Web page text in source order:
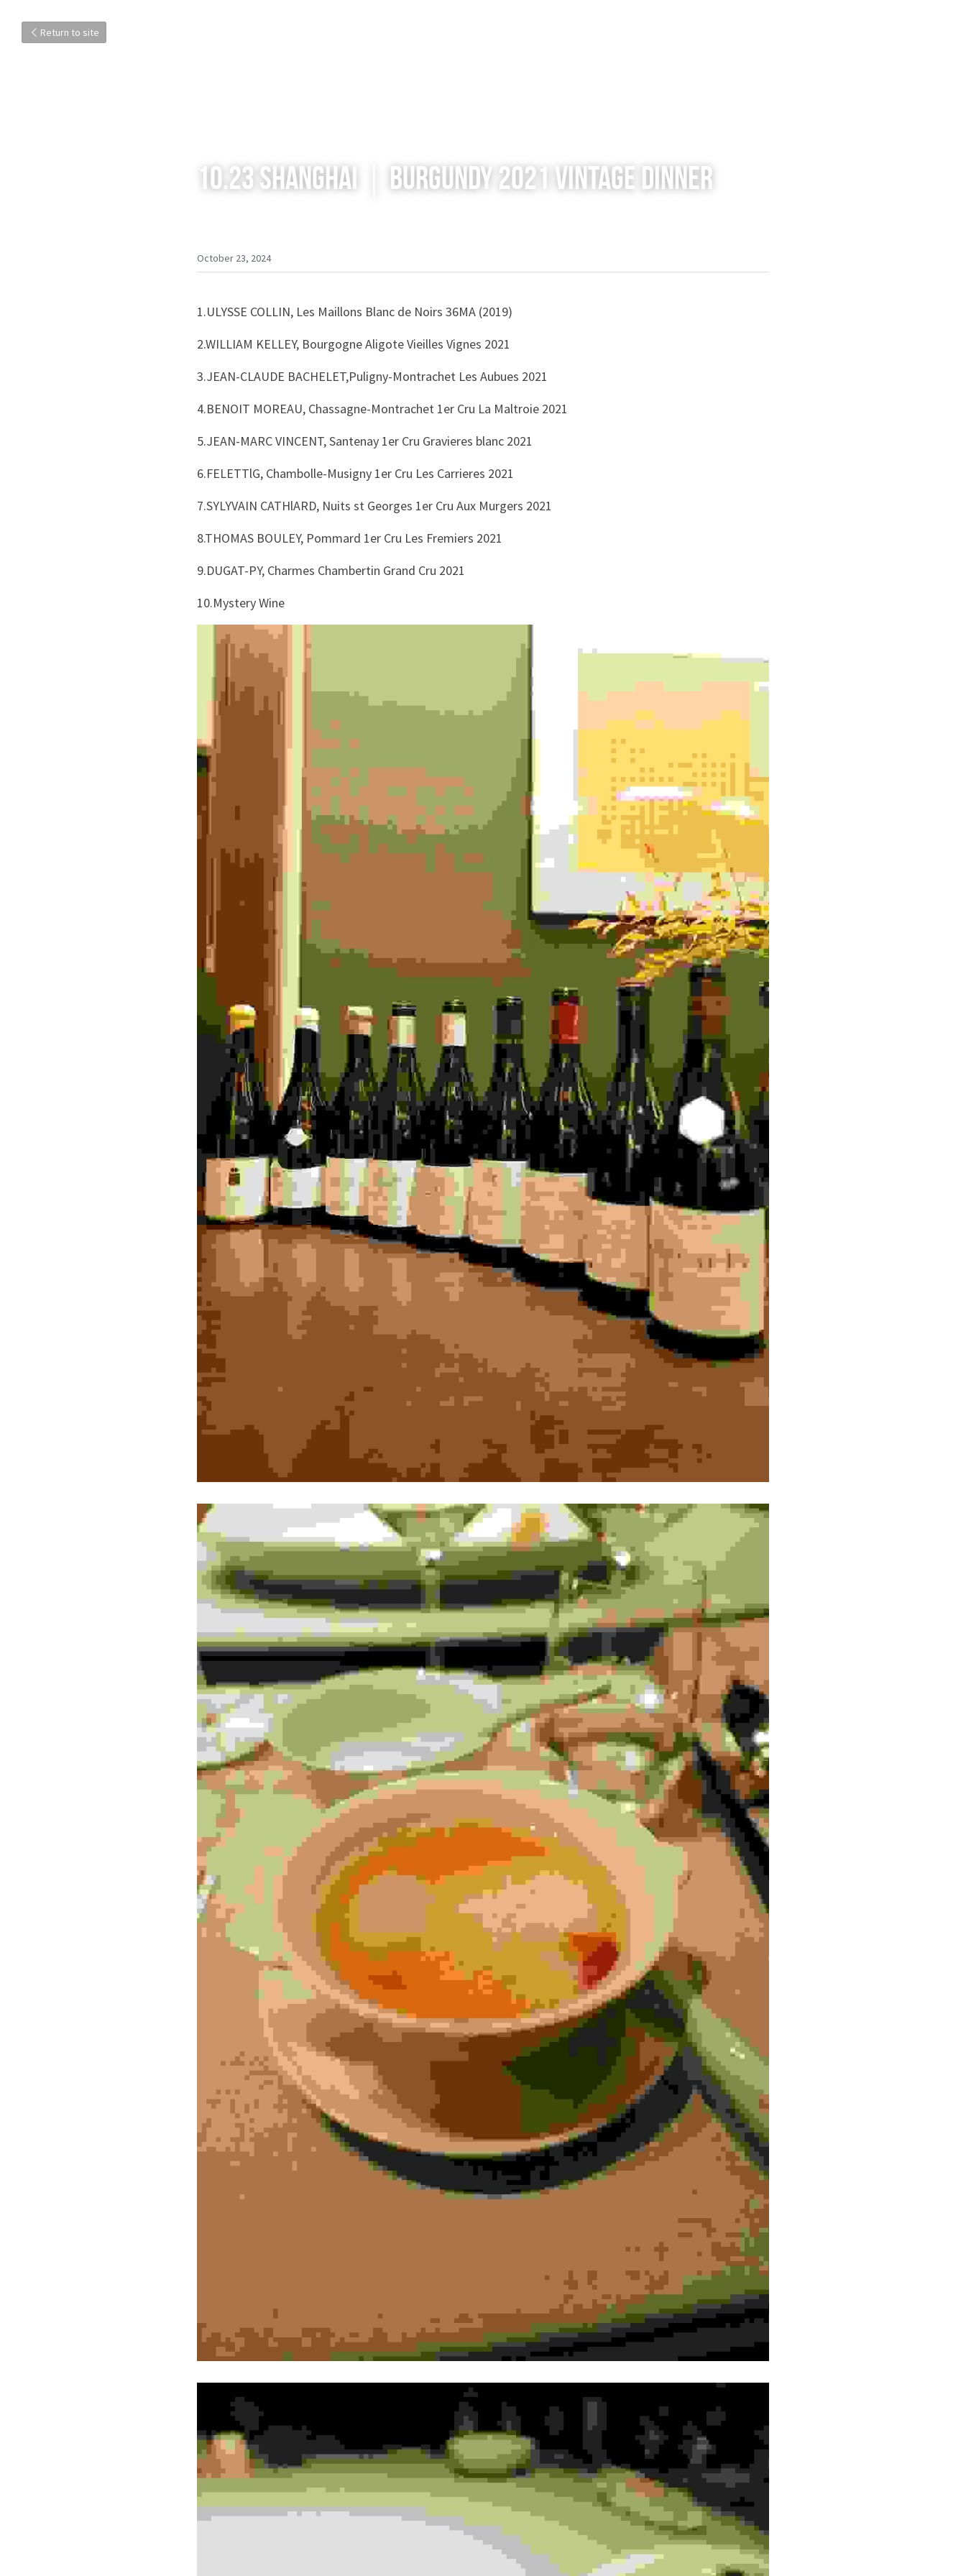
Return to site
10.23 Shanghai｜Burgundy 2021 Vintage Dinner
October 23, 2024
1.ULYSSE COLLIN, Les Maillons Blanc de Noirs 36MA (2019)
2.WILLIAM KELLEY, Bourgogne Aligote Vieilles Vignes 2021
3.JEAN-CLAUDE BACHELET,Puligny-Montrachet Les Aubues 2021
4.BENOIT MOREAU, Chassagne-Montrachet 1er Cru La Maltroie 2021
5.JEAN-MARC VINCENT, Santenay 1er Cru Gravieres blanc 2021
6.FELETTlG, Chambolle-Musigny 1er Cru Les Carrieres 2021
7.SYLYVAIN CATHlARD, Nuits st Georges 1er Cru Aux Murgers 2021
8.THOMAS BOULEY, Pommard 1er Cru Les Fremiers 2021
9.DUGAT-PY, Charmes Chambertin Grand Cru 2021
10.Mystery Wine